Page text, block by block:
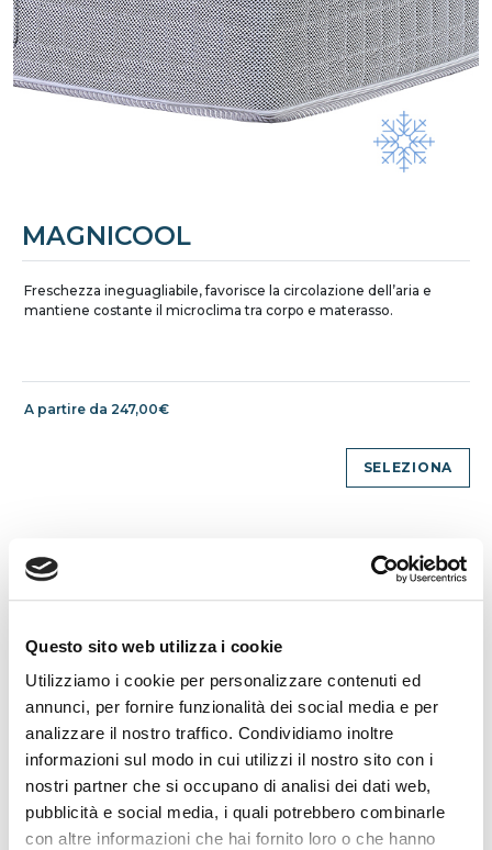
Questo sito web utilizza i cookie
Utilizziamo i cookie per personalizzare contenuti ed
annunci, per fornire funzionalità dei social media e per
analizzare il nostro traffico. Condividiamo inoltre
informazioni sul modo in cui utilizzi il nostro sito con i
nostri partner che si occupano di analisi dei dati web,
pubblicità e social media, i quali potrebbero combinarle
con altre informazioni che hai fornito loro o che hanno
MAGNICOOL
Freschezza ineguagliabile, favorisce la circolazione dell’aria e
mantiene costante il microclima tra corpo e materasso.
A partire da 247,00€
SELEZIONA